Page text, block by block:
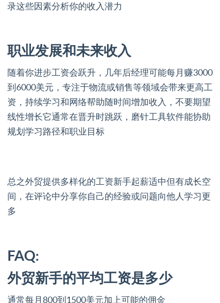
录这些因素分析你的收入潜力
职业发展和未来收入
随着你进步工资会跃升，几年后经理可能每月赚3000
到6000美元，专注于物流或销售等领域会带来更高工
资，持续学习和网络帮助随时间增加收入，不要期望
线性增长它通常在晋升时跳跃，磨针工具软件能协助
规划学习路径和职业目标
总之外贸提供多样化的工资新手起薪适中但有成长空
间，在评论中分享你自己的经验或问题向他人学习更
多
FAQ:
外贸新手的平均工资是多少
通常每月800到1500美元加上可能的佣金